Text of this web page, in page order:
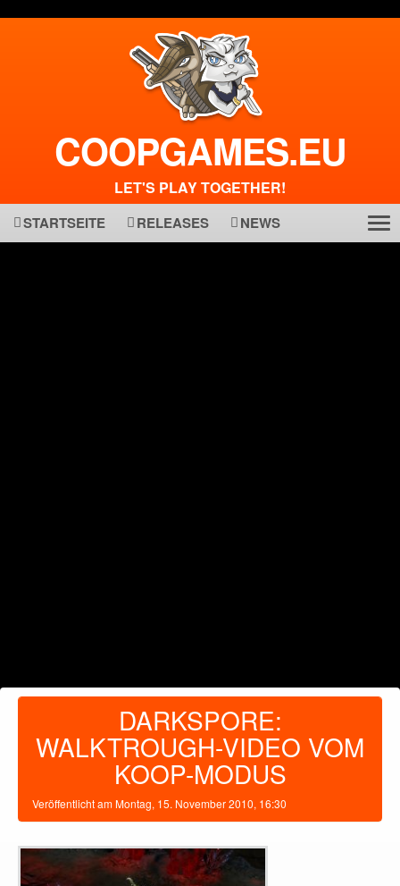
COOPGAMES.EU
LET'S PLAY TOGETHER!
STARTSEITE RELEASES NEWS
DARKSPORE:
WALKTROUGH-VIDEO VOM
KOOP-MODUS
Veröffentlicht amMontag, 15. November 2010, 16:30